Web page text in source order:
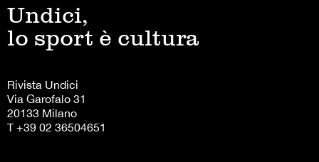
Undici,
lo sport è cultura
Rivista Undici
Via Garofalo 31
20133 Milano
T +39 02 36504651